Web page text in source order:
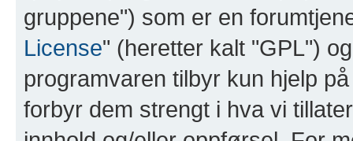
gruppene") som er en
License" (heretter kalt "GPL")
programvaren tilbyr kun hjelp
forbyr dem strengt i hva vi